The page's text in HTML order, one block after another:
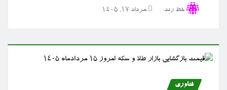
خط رند مرداد ۱۷, ۱۴۰۵
فناوری